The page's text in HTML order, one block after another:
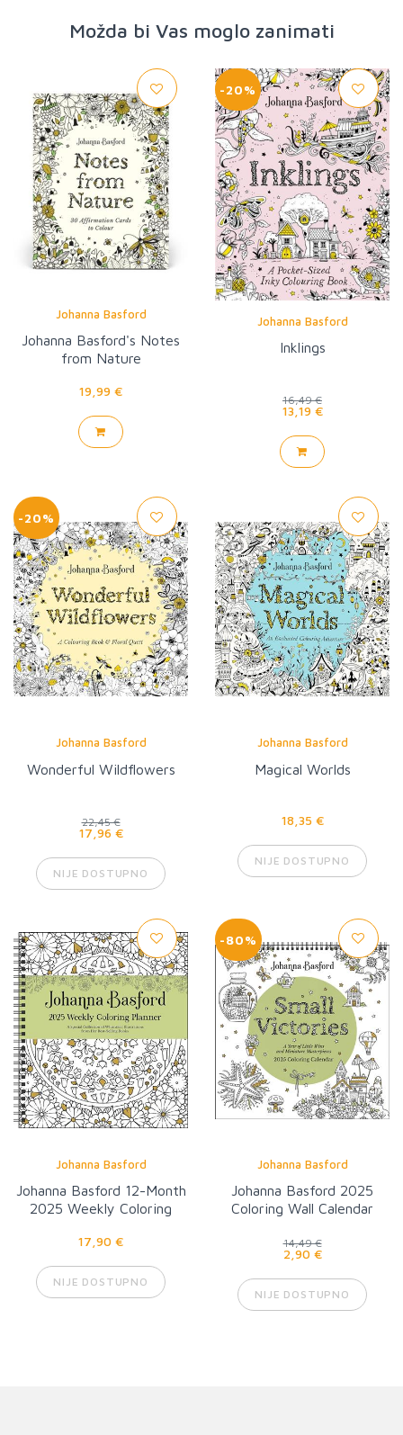
Možda bi Vas moglo zanimati
Johanna Basford
Johanna Basford's Notes
from Nature
19,99 €
-20%
Johanna Basford
Inklings
16,49 €
13,19 €
-20%
Johanna Basford
Wonderful Wildflowers
22,45 €
17,96 €
NIJE DOSTUPNO
Johanna Basford
Magical Worlds
18,35 €
NIJE DOSTUPNO
Johanna Basford
Johanna Basford 12-Month
2025 Weekly Coloring
17,90 €
NIJE DOSTUPNO
-80%
Johanna Basford
Johanna Basford 2025
Coloring Wall Calendar
14,49 €
2,90 €
NIJE DOSTUPNO